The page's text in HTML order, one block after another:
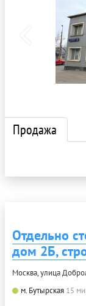
Продажа
Отдельно
дом 2Б,
Москва, улица
м. Бутырская 15